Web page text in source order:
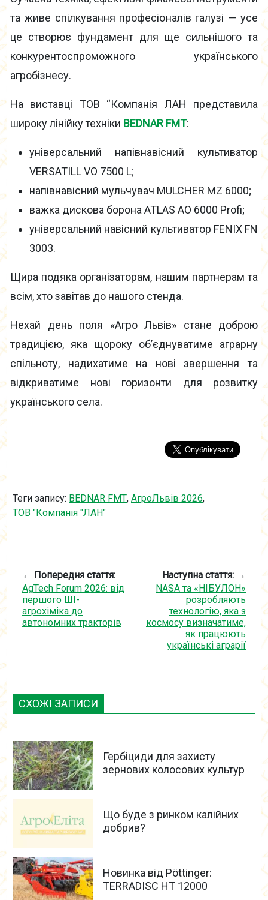
та живе спілкування професіоналів галузі — усе
це створює фундамент для ще сильнішого та
конкурентоспроможного українського
агробізнесу.
На виставці ТОВ “Компанія ЛАН представила
широку лінійку техніки BEDNAR FMT:
універсальний напівнавісний культиватор
VERSATILL VO 7500 L;
напівнавісний мульчувач MULCHER MZ 6000;
важка дискова борона ATLAS AO 6000 Profi;
універсальний навісний культиватор FENIX FN
3003.
Щира подяка організаторам, нашим партнерам та
всім, хто завітав до нашого стенда.
Нехай день поля «Агро Львів» стане доброю
традицією, яка щороку об’єднуватиме аграрну
спільноту, надихатиме на нові звершення та
відкриватиме нові горизонти для розвитку
українського села.
Теги запису: BEDNAR FMT, АгроЛьвів 2026,
ТОВ "Компанія "ЛАН"
← Попередня стаття:
AgTech Forum 2026: від
першого ШІ-
агрохіміка до
автономних тракторів
Наступна стаття: →
NASA та «НІБУЛОН»
розробляють
технологію, яка з
космосу визначатиме,
як працюють
українські аграрії
СХОЖІ ЗАПИСИ
Гербіциди для захисту
зернових колосових культур
Що буде з ринком калійних
добрив?
Новинка від Pöttinger:
TERRADISC HT 12000